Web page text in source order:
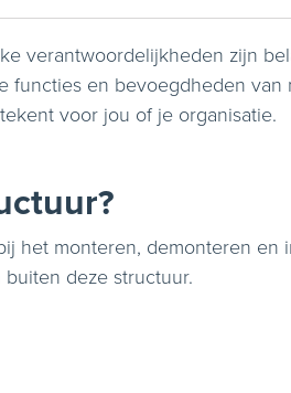
verantwoordelijkheden zijn
en bevoegdheden
voor jou of je organisatie.
monteren, demonteren
deze structuur.